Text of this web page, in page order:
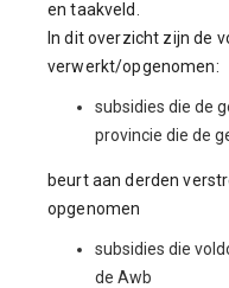
en taakveld.
In dit overzicht zijn de
verwerkt/opgenomen:
subsidies die de
provincie die de
beurt aan derden
opgenomen
subsidies die
de Awb